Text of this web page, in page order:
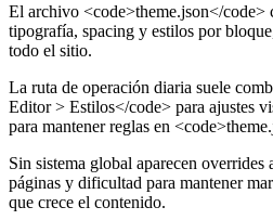
El archivo <code>theme.json</code>
tipografía, spacing y estilos por
todo el sitio.
La ruta de operación diaria suele
Editor > Estilos</code> para ajustes
para mantener reglas en
Sin sistema global aparecen overrides
páginas y dificultad para mantener
que crece el contenido.